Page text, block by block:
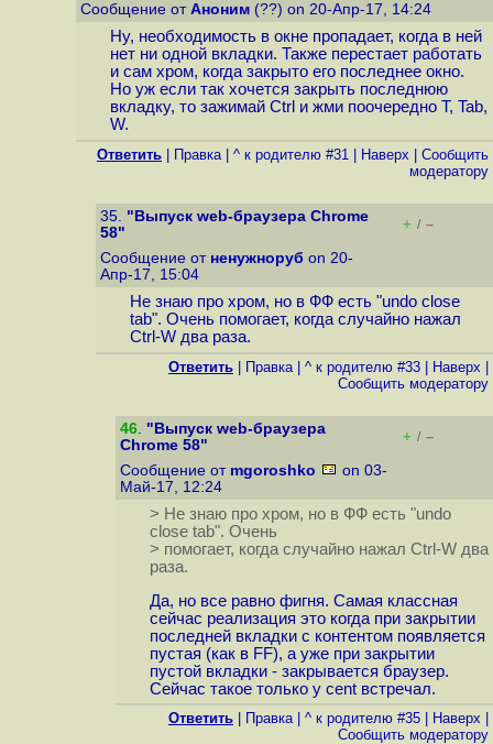
Сообщение от Аноним (??) on 20-Апр-17, 14:24
Ну, необходимость в окне пропадает, когда в ней
нет ни одной вкладки. Также перестает работать
и сам хром, когда закрыто его последнее окно.
Но уж если так хочется закрыть последнюю
вкладку, то зажимай Ctrl и жми поочередно T, Tab,
W.
Ответить Правка| ^ к родителю #31 Наверх
Cообщить
модератору
35. "Выпуск web-браузера Chrome
58"
+ / –
Сообщение от ненужноруб on 20-
Апр-17, 15:04
Не знаю про хром, но в ФФ есть "undo close
tab". Очень помогает, когда случайно нажал
Ctrl-W два раза.
Ответить Правка| ^ к родителю #33 Наверх
Cообщить модератору
46. "Выпуск web-браузера
Chrome 58"
+ / –
Сообщение от mgoroshko
on 03-
Май-17, 12:24
> Не знаю про хром, но в ФФ есть "undo
close tab". Очень
> помогает, когда случайно нажал Ctrl-W два
раза.
Да, но все равно фигня. Самая классная
сейчас реализация это когда при закрытии
последней вкладки с контентом появляется
пустая (как в FF), а уже при закрытии
пустой вкладки - закрывается браузер.
Сейчас такое только у cent встречал.
Ответить Правка| ^ к родителю #35 Наверх
Cообщить модератору